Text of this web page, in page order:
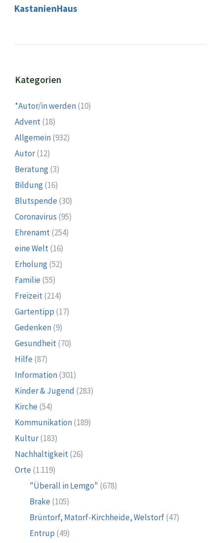
KastanienHaus
Kategorien
*Autor/in werden(10)
Advent(18)
Allgemein(932)
Autor(12)
Beratung(3)
Bildung(16)
Blutspende (30)
Coronavirus (95)
Ehrenamt(254)
eine Welt(16)
Erholung(52)
Familie (55)
Freizeit(214)
Gartentipp (17)
Gedenken(9)
Gesundheit(70)
Hilfe (87)
Information(301)
Kinder & Jugend (283)
Kirche (54)
Kommunikation(189)
Kultur(183)
Nachhaltigkeit(26)
Orte (1.119)
"Überall in Lemgo" (678)
Brake (105)
Brüntorf, Matorf-Kirchheide, Welstorf(47)
Entrup (49)